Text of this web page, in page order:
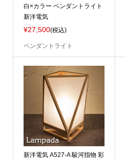
白×カラー ペンダントライト
新洋電気
¥27,500(税込)
ペンダントライト
新洋電気 A527-A 駿河指物 彩